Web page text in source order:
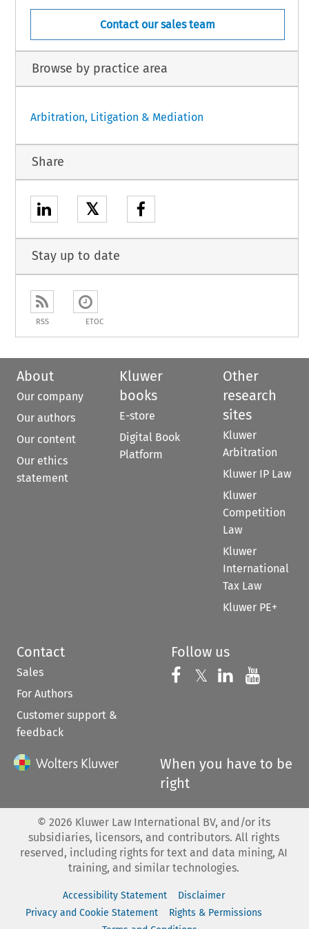
Contact our sales team
Browse by practice area
Arbitration, Litigation & Mediation
Share
𝕏
Stay up to date
RSS ETOC
About
Our company
Our authors
Our content
Our ethics
statement
Kluwer
books
E-store
Digital Book
Platform
Other
research
sites
Kluwer
Arbitration
Kluwer IP Law
Kluwer
Competition
Law
Kluwer
International
Tax Law
Kluwer PE+
Contact
Sales
For Authors
Customer support &
feedback
Follow us
Follow us on
𝕏 Follow us on
Follow us
When you have to be
right
© 2026 Kluwer Law International BV, and/or its
subsidiaries, licensors, and contributors. All rights
reserved, including rights for text and data mining, AI
training, and similar technologies.
Accessibility Statement
Disclaimer
Privacy and Cookie Statement
Rights & Permissions